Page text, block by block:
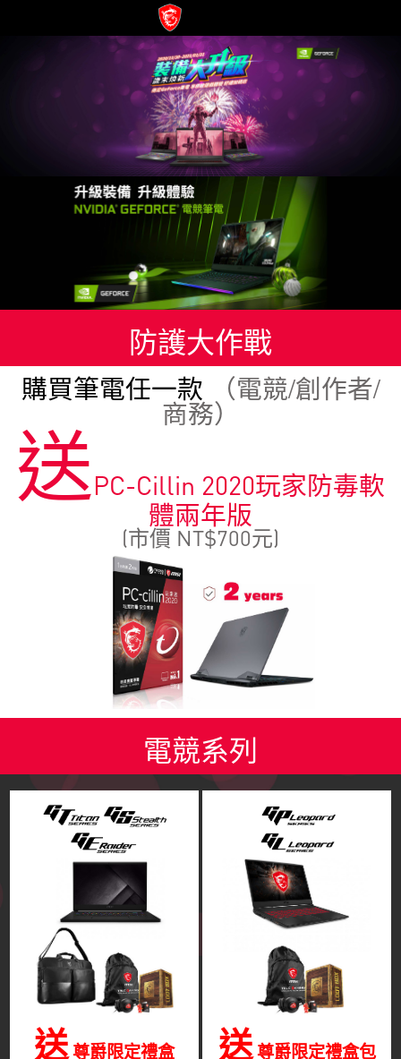
防護大作戰
購買筆電任一款 （電競/創作者/
商務）
送PC-Cillin 2020玩家防毒軟
體兩年版
(市價 NT$700元)
電競系列
送尊爵限定禮盒
送尊爵限定禮盒包